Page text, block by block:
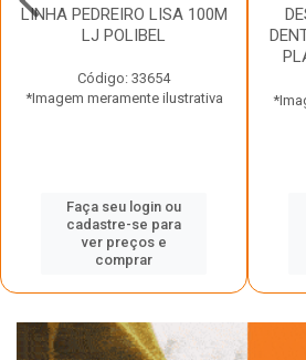
LINHA PEDREIRO LISA 100M
LJ POLIBEL
Código: 33654
*Imagem meramente ilustrativa
Faça seu login ou
cadastre-se para
ver preços e
comprar